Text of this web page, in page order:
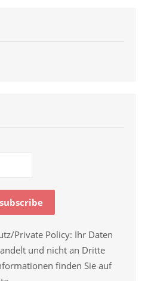
Private Policy: Ihr Daten
und nicht an Dritte
finden Sie auf